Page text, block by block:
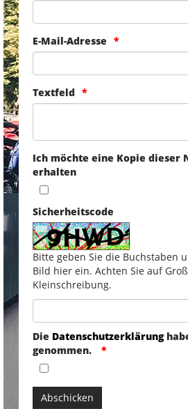
E-Mail-Adresse
Textfeld
Ich möchte eine Kopie dieser
erhalten
Sicherheitscode
Bitte geben Sie die Buchstaben
Bild hier ein. Achten Sie auf
Kleinschreibung.
Die Datenschutzerklärung
genommen.
Abschicken